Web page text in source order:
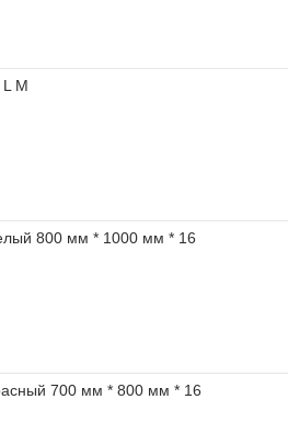
M
800 мм * 1000 мм * 16
700 мм * 800 мм * 16